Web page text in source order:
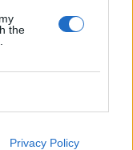
the
Privacy Policy
Esim for Caribbean
Morocco|